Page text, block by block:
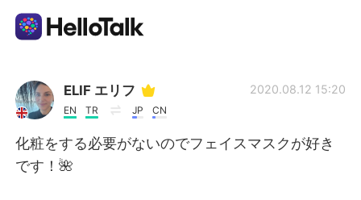
語言交換應用
AI Grammar Checker
繁體中文
ELIF エリフ
EN TR JP CN
2020.08.12 15:20
化粧をする必要がないのでフェイスマスクが好き
です！🌺